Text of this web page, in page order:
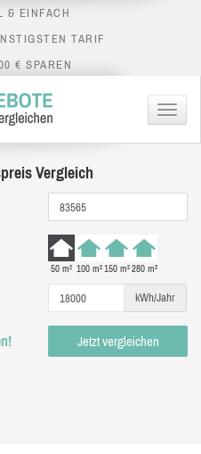
& EINFACH
TARIF
€ SPAREN
Menü
Vergleich
50 m² 100 m²150 m²280 m²
kWh/Jahr
Jetzt vergleichen